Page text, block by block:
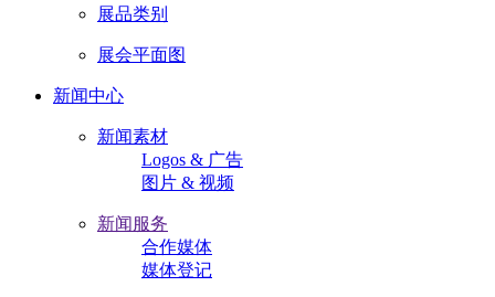
展品类别
展会平面图
新闻中心
新闻素材
Logos & 广告
图片 & 视频
新闻服务
合作媒体
媒体登记